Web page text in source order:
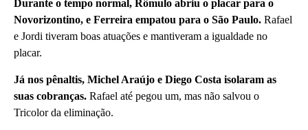
Durante o tempo normal, Rômulo abriu o placar para o
Novorizontino, e Ferreira empatou para o São Paulo. Rafael
e Jordi tiveram boas atuações e mantiveram a igualdade no
placar.
Já nos pênaltis, Michel Araújo e Diego Costa isolaram as
suas cobranças. Rafael até pegou um, mas não salvou o
Tricolor da eliminação.